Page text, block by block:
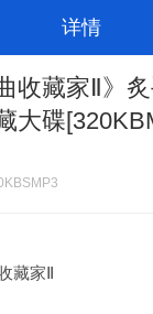
详情
收藏家Ⅱ》
大碟
藏家Ⅱ